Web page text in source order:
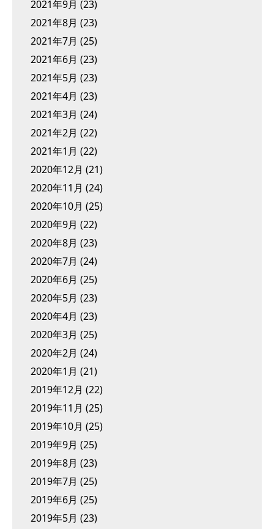
2021年9月 (23)
2021年8月 (23)
2021年7月 (25)
2021年6月 (23)
2021年5月 (23)
2021年4月 (23)
2021年3月 (24)
2021年2月 (22)
2021年1月 (22)
2020年12月 (21)
2020年11月 (24)
2020年10月 (25)
2020年9月 (22)
2020年8月 (23)
2020年7月 (24)
2020年6月 (25)
2020年5月 (23)
2020年4月 (23)
2020年3月 (25)
2020年2月 (24)
2020年1月 (21)
2019年12月 (22)
2019年11月 (25)
2019年10月 (25)
2019年9月 (25)
2019年8月 (23)
2019年7月 (25)
2019年6月 (25)
2019年5月 (23)